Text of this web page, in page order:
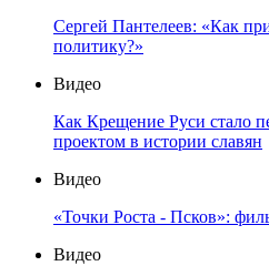
Сергей Пантелеев: «Как
политику?»
Видео
Как Крещение Руси стало
проектом в истории славян
Видео
«Точки Роста - Псков»:
Видео